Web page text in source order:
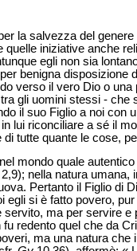
la salvezza del
quelle iniziative anche
egli non sia
benigna
verso il vero Dio o
gli uomini stessi -
il suo Figlio a noi
lui riconciliare a sé il
tutte quante le cose,
mondo quale
nella natura umana,
Pertanto il Figlio di
egli si è fatto povero,
ma per servire
redento quel che da
ma una natura